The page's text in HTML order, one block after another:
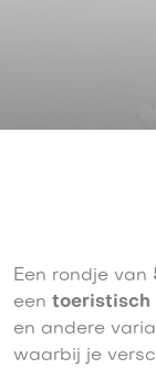
Een rondje van
een toeristisch
en andere
waarbij je